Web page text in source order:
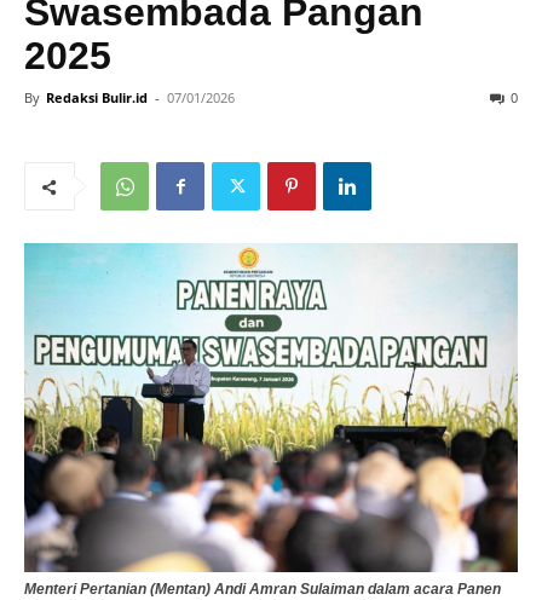
Swasembada Pangan
2025
By Redaksi Bulir.id - 07/01/2026 0
Menteri Pertanian (Mentan) Andi Amran Sulaiman dalam acara Panen